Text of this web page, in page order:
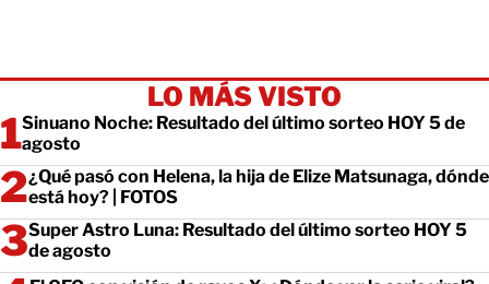
LO MÁS VISTO
Sinuano Noche: Resultado del último sorteo HOY 5 de
agosto
¿Qué pasó con Helena, la hija de Elize Matsunaga, dónde
está hoy? | FOTOS
Super Astro Luna: Resultado del último sorteo HOY 5
de agosto